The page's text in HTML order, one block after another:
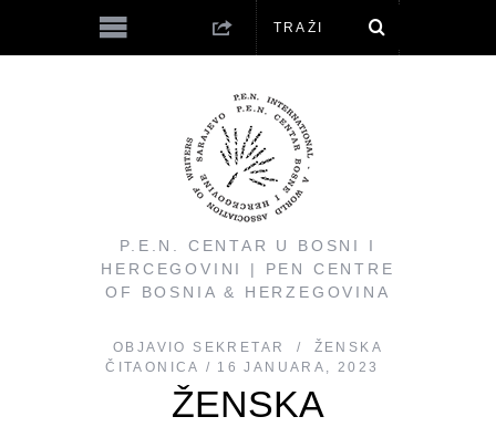
P.E.N. CENTAR U BOSNI I
HERCEGOVINI | PEN CENTRE
OF BOSNIA & HERZEGOVINA
OBJAVIO SEKRETAR
ŽENSKA
ČITAONICA
16 JANUARA, 2023
ŽENSKA